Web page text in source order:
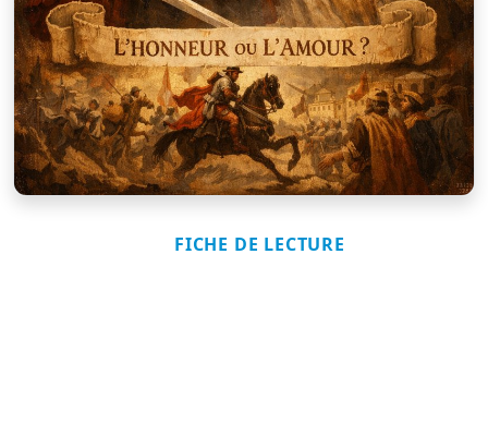
FICHE DE LECTURE